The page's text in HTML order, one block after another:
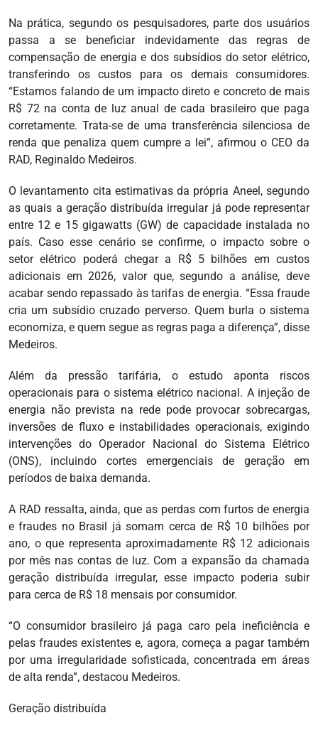
Na prática, segundo os pesquisadores, parte dos usuários
passa a se beneficiar indevidamente das regras de
compensação de energia e dos subsídios do setor elétrico,
transferindo os custos para os demais consumidores.
“Estamos falando de um impacto direto e concreto de mais
R$ 72 na conta de luz anual de cada brasileiro que paga
corretamente. Trata-se de uma transferência silenciosa de
renda que penaliza quem cumpre a lei”, afirmou o CEO da
RAD, Reginaldo Medeiros.
O levantamento cita estimativas da própria Aneel, segundo
as quais a geração distribuída irregular já pode representar
entre 12 e 15 gigawatts (GW) de capacidade instalada no
país. Caso esse cenário se confirme, o impacto sobre o
setor elétrico poderá chegar a R$ 5 bilhões em custos
adicionais em 2026, valor que, segundo a análise, deve
acabar sendo repassado às tarifas de energia. “Essa fraude
cria um subsídio cruzado perverso. Quem burla o sistema
economiza, e quem segue as regras paga a diferença”, disse
Medeiros.
Além da pressão tarifária, o estudo aponta riscos
operacionais para o sistema elétrico nacional. A injeção de
energia não prevista na rede pode provocar sobrecargas,
inversões de fluxo e instabilidades operacionais, exigindo
intervenções do Operador Nacional do Sistema Elétrico
(ONS), incluindo cortes emergenciais de geração em
períodos de baixa demanda.
A RAD ressalta, ainda, que as perdas com furtos de energia
e fraudes no Brasil já somam cerca de R$ 10 bilhões por
ano, o que representa aproximadamente R$ 12 adicionais
por mês nas contas de luz. Com a expansão da chamada
geração distribuída irregular, esse impacto poderia subir
para cerca de R$ 18 mensais por consumidor.
“O consumidor brasileiro já paga caro pela ineficiência e
pelas fraudes existentes e, agora, começa a pagar também
por uma irregularidade sofisticada, concentrada em áreas
de alta renda”, destacou Medeiros.
Geração distribuída